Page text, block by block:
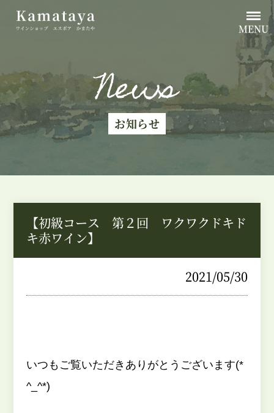
MENU
News
お知らせ
【初級コース 第２回 ワクワクドキド
キ赤ワイン】
2021/05/30
いつもご覧いただきありがとうございます(*
^_^*)